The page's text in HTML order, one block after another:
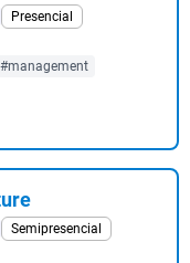
Presencial
#management
Semipresencial